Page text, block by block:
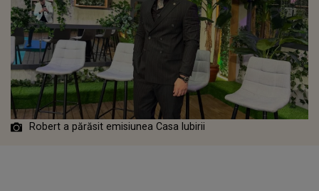
Robert a părăsit emisiunea Casa Iubirii